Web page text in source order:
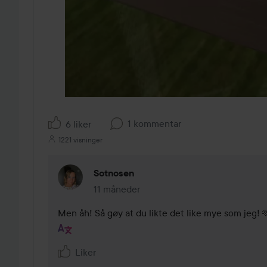
6 liker 1 kommentar
1221 visninger
Sotnosen
11 måneder
Kommentaren lades 11 måneder
Men åh! Så gøy at du likte det like mye som jeg!
Liker